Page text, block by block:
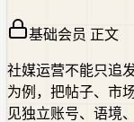
基础会员 正文
社媒运营不能只追
为例，把帖子、市
见独立账号、语境